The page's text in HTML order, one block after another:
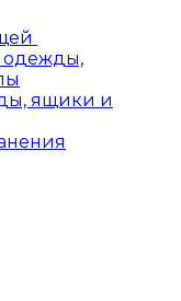
одежды,
ящики и